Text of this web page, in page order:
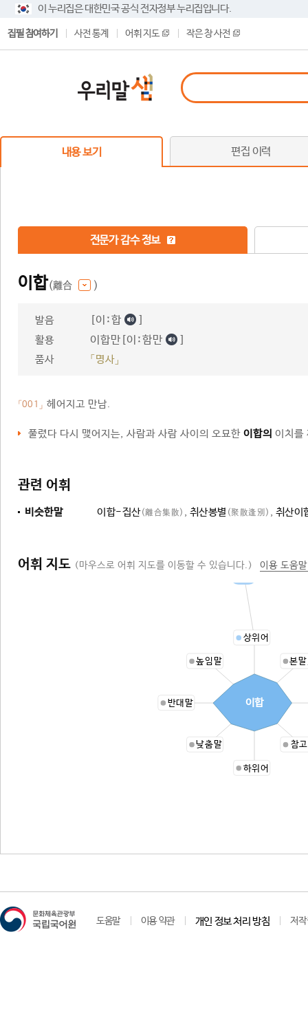
이 누리집은 대한민국 공식 전자정부 누리집입니다.
집필 참여하기 사전 통계 어휘 지도 작은 창 사전
내용 보기 편집 이력
전문가 감수 정보
이합(離合 )
발음 [이ː합 ]
활용 이합만[이ː함만 ]
품사 「명사」
「001」 헤어지고 만남.
풀렸다 다시 맺어지는, 사람과 사람 사이의 오묘한 이합의 이치
관련 어휘
비슷한말 이합-집산(離合集散) , 취산봉별 (聚散逢別) , 취산이
어휘 지도 (마우스로 어휘 지도를 이동할 수 있습니다.) 이용 도움
상위어
본
참
하위어
낮춤말
반대말
높임말
이합
도움말 이용 약관 개인 정보 처리 방침 저